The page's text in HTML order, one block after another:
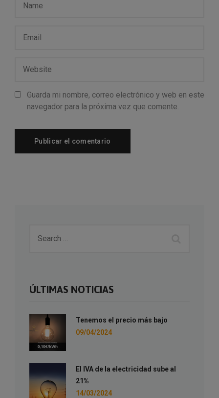
Guarda mi nombre, correo electrónico y web en este
navegador para la próxima vez que comente.
ÚLTIMAS NOTICIAS
Tenemos el precio más bajo
09/04/2024
El IVA de la electricidad sube al
21%
14/03/2024